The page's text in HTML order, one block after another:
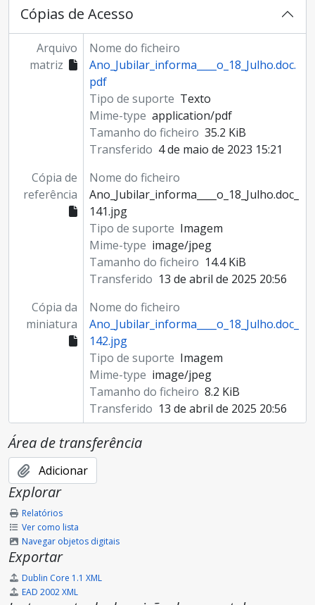
Cópias de Acesso
Arquivo
matriz
Nome do ficheiro
Ano_Jubilar_informa____o_18_Julho.doc.
pdf
Tipo de suporte Texto
Mime-type application/pdf
Tamanho do ficheiro 35.2 KiB
Transferido 4 de maio de 2023 15:21
Cópia de
referência
Nome do ficheiro
Ano_Jubilar_informa____o_18_Julho.doc_
141.jpg
Tipo de suporte Imagem
Mime-type image/jpeg
Tamanho do ficheiro 14.4 KiB
Transferido 13 de abril de 2025 20:56
Cópia da
miniatura
Nome do ficheiro
Ano_Jubilar_informa____o_18_Julho.doc_
142.jpg
Tipo de suporte Imagem
Mime-type image/jpeg
Tamanho do ficheiro 8.2 KiB
Transferido 13 de abril de 2025 20:56
Área de transferência
Adicionar
Explorar
Relatórios
Ver como lista
Navegar objetos digitais
Exportar
Dublin Core 1.1 XML
EAD 2002 XML